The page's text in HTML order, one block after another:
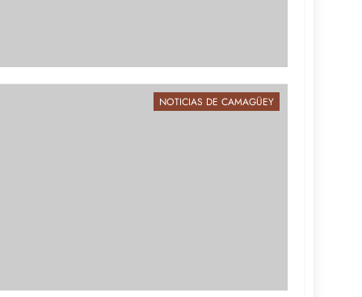
NOTICIAS DE CAMAGÜEY